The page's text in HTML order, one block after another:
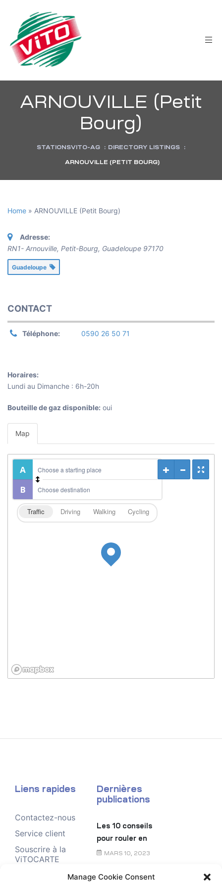
Manage Cookie Consent
ARNOUVILLE (Petit
Bourg)
STATIONSVITO-AG : DIRECTORY LISTINGS :
ARNOUVILLE (PETIT BOURG)
Home » ARNOUVILLE (Petit Bourg)
Adresse:
RN1- Arnouville, Petit-Bourg, Guadeloupe 97170
Guadeloupe
CONTACT
Téléphone: 0590 26 50 71
Horaires:
Lundi au Dimanche : 6h-20h
Bouteille de gaz disponible: oui
Map
Traffic Driving Walking Cycling
Liens rapides
Contactez-nous
Service client
Souscrire à la
ViTOCARTE
Dernières
publications
Les 10 conseils
pour rouler en
toute sécurité
MARS 10, 2023
Le chèque